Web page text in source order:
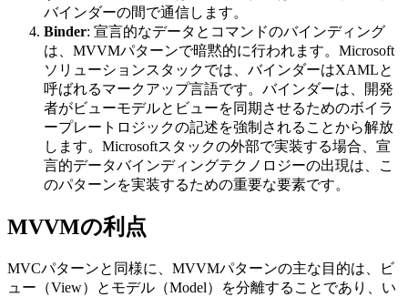
バインダーの間で通信します。
Binder: 宣言的なデータとコマンドのバインディング
は、MVVMパターンで暗黙的に行われます。Microsoft
ソリューションスタックでは、バインダーはXAMLと
呼ばれるマークアップ言語です。バインダーは、開発
者がビューモデルとビューを同期させるためのボイラ
ープレートロジックの記述を強制されることから解放
します。Microsoftスタックの外部で実装する場合、宣
言的データバインディングテクノロジーの出現は、こ
のパターンを実装するための重要な要素です。
MVVMの利点
MVCパターンと同様に、MVVMパターンの主な目的は、ビ
ュー（View）とモデル（Model）を分離することであり、い